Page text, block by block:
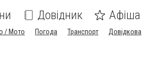
Довідник Афіша
/ Мото Погода Транспорт Довідкова